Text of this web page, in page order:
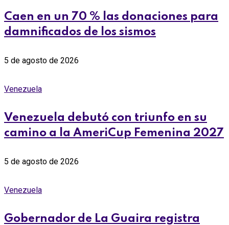
Caen en un 70 % las donaciones para
damnificados de los sismos
5 de agosto de 2026
Venezuela
Venezuela debutó con triunfo en su
camino a la AmeriCup Femenina 2027
5 de agosto de 2026
Venezuela
Gobernador de La Guaira registra